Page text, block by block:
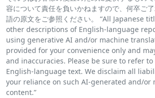
容について責任を負いかねますので、何卒ご
語の原文をご参照ください。 “All Japanese
other descriptions of English-language
using generative AI and/or machine
provided for your convenience only and
and inaccuracies. Please be sure to refer
English-language text. We disclaim all
your reliance on such AI-generated and/or
content.”